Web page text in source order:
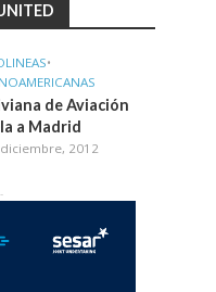
•
de Aviación
a Madrid
2012